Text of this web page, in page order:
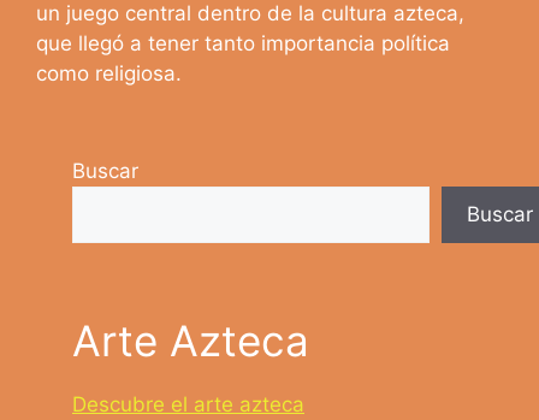
un juego central dentro de la cultura azteca,
que llegó a tener tanto importancia política
como religiosa.
Buscar
Buscar
Arte Azteca
Descubre el arte azteca